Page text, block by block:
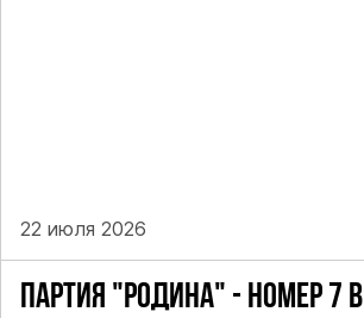
ПАРТИЯ "РОДИНА" - НОМЕР 7 В
22 июля 2026